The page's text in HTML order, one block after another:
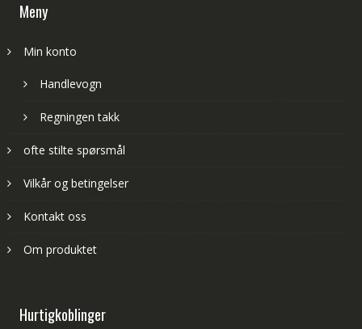
Meny
Min konto
Handlevogn
Regningen takk
ofte stilte spørsmål
Vilkår og betingelser
Kontakt oss
Om produktet
Hurtigkoblinger